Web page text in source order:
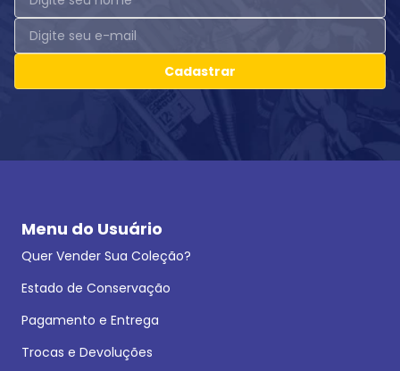
Cadastrar
Menu do Usuário
Quer Vender Sua Coleção?
Estado de Conservação
Pagamento e Entrega
Trocas e Devoluções